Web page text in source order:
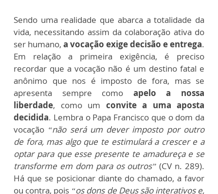
Sendo uma realidade que abarca a totalidade da
vida, necessitando assim da colaboração ativa do
ser humano, a vocação exige decisão e entrega.
Em relação a primeira exigência, é preciso
recordar que a vocação não é um destino fatal e
anônimo que nos é imposto de fora, mas se
apresenta sempre como apelo a nossa
liberdade, como um convite a uma aposta
decidida. Lembra o Papa Francisco que o dom da
vocação “não será um dever imposto por outro
de fora, mas algo que te estimulará a crescer e a
optar para que esse presente te amadureça e se
transforme em dom para os outros” (CV n. 289).
Há que se posicionar diante do chamado, a favor
ou contra, pois “os dons de Deus são interativos e,